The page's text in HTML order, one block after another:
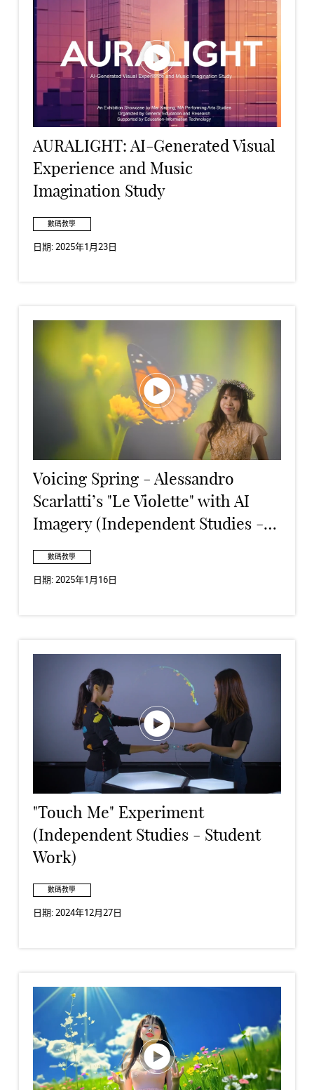
AURALIGHT: AI-Generated Visual
Experience and Music
Imagination Study
數碼教學
日期:2025年1月23日
Voicing Spring - Alessandro
Scarlatti’s "Le Violette" with AI
Imagery (Independent Studies -
Student Work)
數碼教學
日期:2025年1月16日
"Touch Me" Experiment
(Independent Studies - Student
Work)
數碼教學
日期:2024年12月27日